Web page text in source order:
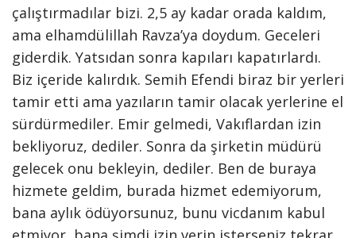
çalıştırmadılar bizi. 2,5 ay kadar orada kaldım,
ama elhamdülillah Ravza’ya doydum. Geceleri
giderdik. Yatsıdan sonra kapıları kapatırlardı.
Biz içeride kalırdık. Semih Efendi biraz bir yerleri
tamir etti ama yazıların tamir olacak yerlerine el
sürdürmediler. Emir gelmedi, Vakıflardan izin
bekliyoruz, dediler. Sonra da şirketin müdürü
gelecek onu bekleyin, dediler. Ben de buraya
hizmete geldim, burada hizmet edemiyorum,
bana aylık ödüyorsunuz, bunu vicdanım kabul